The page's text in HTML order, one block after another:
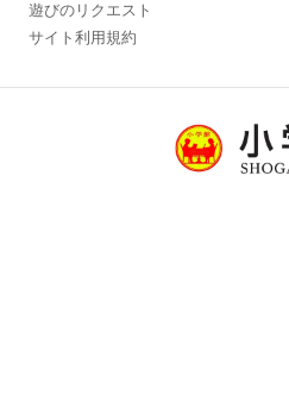
遊びのリクエスト
サイト利用規約